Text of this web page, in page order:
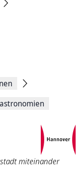
miteinander